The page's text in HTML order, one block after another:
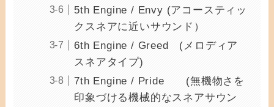
5th Engine / Envy (アコースティッ
クスネアに近いサウンド）
6th Engine / Greed (メロディア
スネアタイプ)
7th Engine / Pride (無機物さを
印象づける機械的なスネアサウン